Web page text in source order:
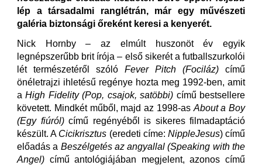
lép a társadalmi ranglétrán, már egy művészeti
galéria biztonsági őreként keresi a kenyerét.
Nick Hornby – az elmúlt huszonöt év egyik
legnépszerűbb brit írója – első sikerét a futballszurkolói
lét természetéről szóló Fever Pitch (Fociláz) című
önéletrajzi ihletésű regénye hozta meg 1992-ben, amit
aHigh Fidelity (Pop, csajok, satöbbi) című bestsellere
követett. Mindkét műből, majd az 1998-as About a Boy
(Egy fiúról) című regényéből is sikeres filmadaptáció
készült. A Cicikrisztus (eredeti címe: NippleJesus) című
előadás a Beszélgetés az angyallal (Speaking with the
Angel) című antológiájában megjelent, azonos című